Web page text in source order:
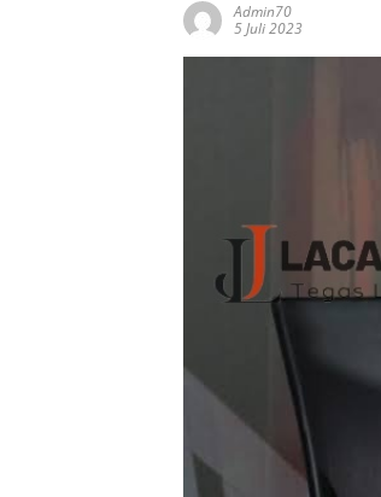
Admin70
5 Juli 2023